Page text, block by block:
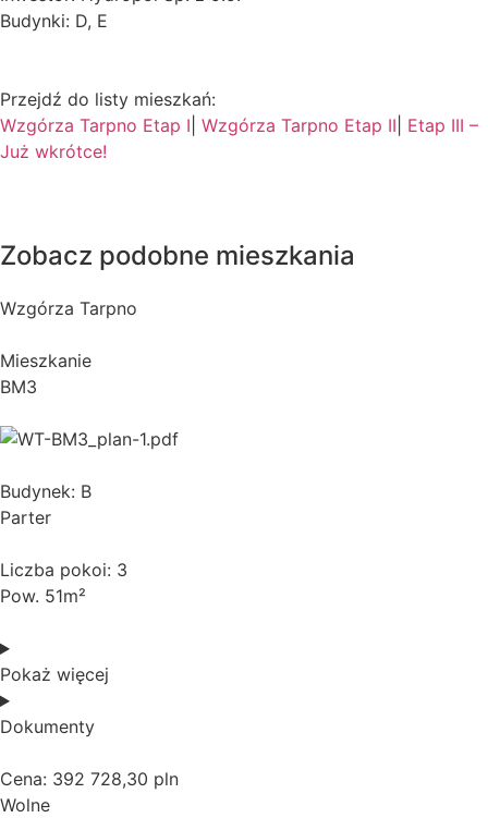
Budynki: D, E
Przejdź do listy mieszkań:
Wzgórza Tarpno Etap I Wzgórza Tarpno Etap II Etap III –
Już wkrótce!
Zobacz podobne mieszkania
Wzgórza Tarpno
Mieszkanie
BM3
Budynek: B
Parter
Liczba pokoi: 3
Pow. 51m²
Pokaż więcej
Dokumenty
Cena: 392 728,30 pln
Wolne